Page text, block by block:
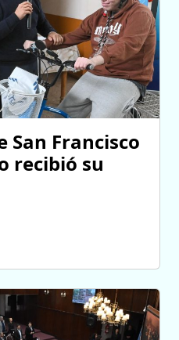
San Francisco
recibió su